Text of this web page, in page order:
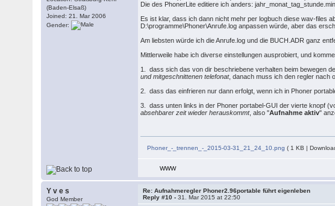
(Baden-Elsaß)
Joined: 21. Mar 2006
Gender:
Die des PhonerLite editiere ich anders:
Es ist klar, dass ich dann nicht mehr per logbuch diese wav-files
D:\programme\Phoner\Anrufe.log anpassen würde, aber das
Am liebsten würde ich die Anrufe.log und die BUCH.ADR ganz
Mittlerweile habe ich diverse einstellungen ausprobiert, und
1. dass sich das von dir beschriebene verhalten beim bewegen
und mitgeschnittenen telefonat, danach muss ich den regler nach
2. dass das einfrieren nur dann erfolgt, wenn ich in Phoner
3. dass unten links in der Phoner portabel-GUI der vierte knopf
absehbarer zeit wieder herauskommt, also "Aufnahme aktiv"
Phoner_-_trennen_-_2015-03-31_21_24_10.png ( 1 KB |
WWW
Y v e s
God Member
Re: Aufnahmeregler Phoner2.96portable führt eigenleben
Reply #10 -31. Mar 2015 at 22:50